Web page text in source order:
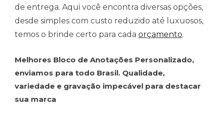
de entrega. Aqui você encontra diversas opções,
desde simples com custo reduzido até luxuosos,
temos o brinde certo para cada orçamento.
Melhores Bloco de Anotações Personalizado,
enviamos para todo Brasil. Qualidade,
variedade e gravação impecável para destacar
sua marca